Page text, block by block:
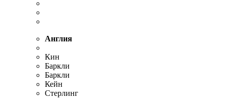
Англия
Кин
Баркли
Баркли
Кейн
Стерлинг